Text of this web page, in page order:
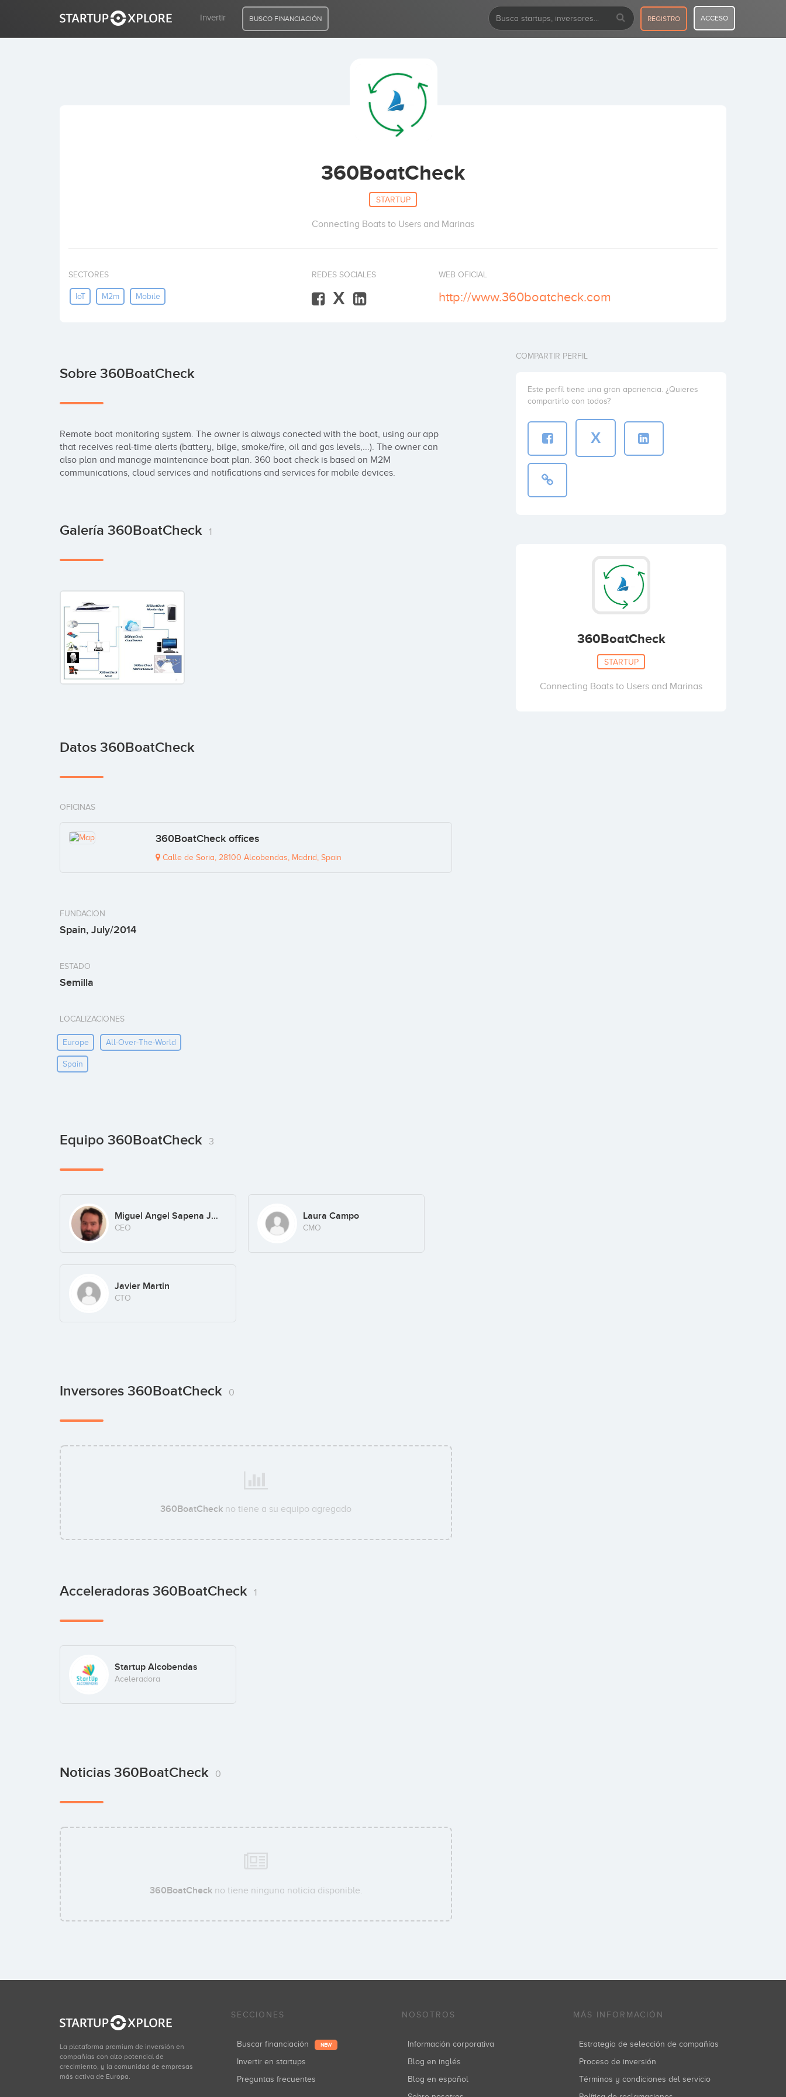
Invertir BUSCO FINANCIACIÓN REGISTRO ACCESO
360BoatCheck
STARTUP
Connecting Boats to Users and Marinas
SECTORES
IoT M2m Mobile
REDES SOCIALES
X
WEB OFICIAL
http://www.360boatcheck.com
Sobre 360BoatCheck
Remote boat monitoring system. The owner is always conected with the boat, using our app
that receives real-time alerts (battery, bilge, smoke/fire, oil and gas levels,...). The owner can
also plan and manage maintenance boat plan. 360 boat check is based on M2M
communications, cloud services and notifications and services for mobile devices.
Galería 360BoatCheck 1
Datos 360BoatCheck
OFICINAS
360BoatCheck offices
Calle de Soria, 28100 Alcobendas, Madrid, Spain
FUNDACION
Spain, July/2014
ESTADO
Semilla
LOCALIZACIONES
Europe All-Over-The-World
Spain
Equipo 360BoatCheck 3
Miguel Angel Sapena Juan
CEO
Laura Campo
CMO
Javier Martin
CTO
Inversores 360BoatCheck 0
360BoatCheck no tiene a su equipo agregado
Acceleradoras 360BoatCheck 1
Startup Alcobendas
Aceleradora
Noticias 360BoatCheck 0
360BoatCheckno tiene ninguna noticia disponible.
COMPARTIR PERFIL
Este perfil tiene una gran apariencia. ¿Quieres
compartirlo con todos?
X
360BoatCheck
STARTUP
Connecting Boats to Users and Marinas
La plataforma premium de inversión en
compañías con alto potencial de
crecimiento, y la comunidad de empresas
más activa de Europa.
SECCIONES
Buscar financiación NEW
Invertir en startups
Preguntas frecuentes
NOSOTROS
Información corporativa
Blog en inglés
Blog en español
MÁS INFORMACIÓN
Estrategia de selección de compañías
Proceso de inversión
Términos y condiciones del servicio